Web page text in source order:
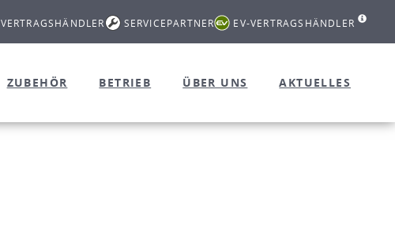
VERTRAGSHÄNDLER SERVICEPARTNER EV-VERTRAGSHÄNDLER
ZUBEHÖR BETRIEB ÜBER UNS AKTUELLES